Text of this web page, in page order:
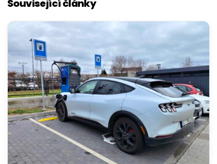
Související články